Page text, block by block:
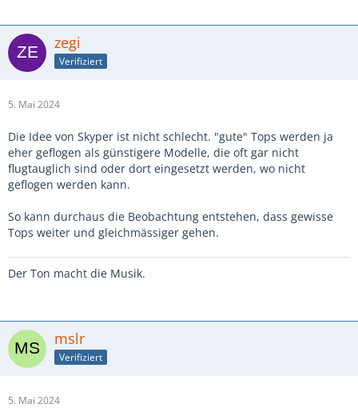
zegi
Verifiziert
5. Mai 2024
Die Idee von Skyper ist nicht schlecht. "gute" Tops werden ja
eher geflogen als günstigere Modelle, die oft gar nicht
flugtauglich sind oder dort eingesetzt werden, wo nicht
geflogen werden kann.
So kann durchaus die Beobachtung entstehen, dass gewisse
Tops weiter und gleichmässiger gehen.
Der Ton macht die Musik.
mslr
Verifiziert
5. Mai 2024